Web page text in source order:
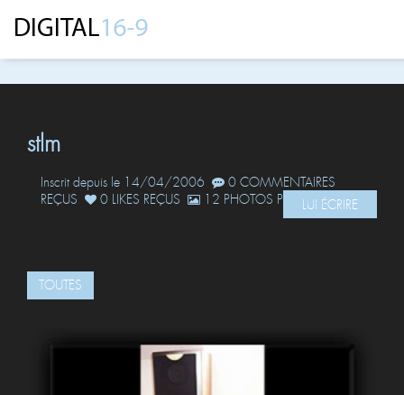
stlm
Inscrit depuis le 14/04/2006
0 COMMENTAIRES
REÇUS
0 LIKES REÇUS 12 PHOTOS POSTÉESLUI ÉCRIRE
TOUTES